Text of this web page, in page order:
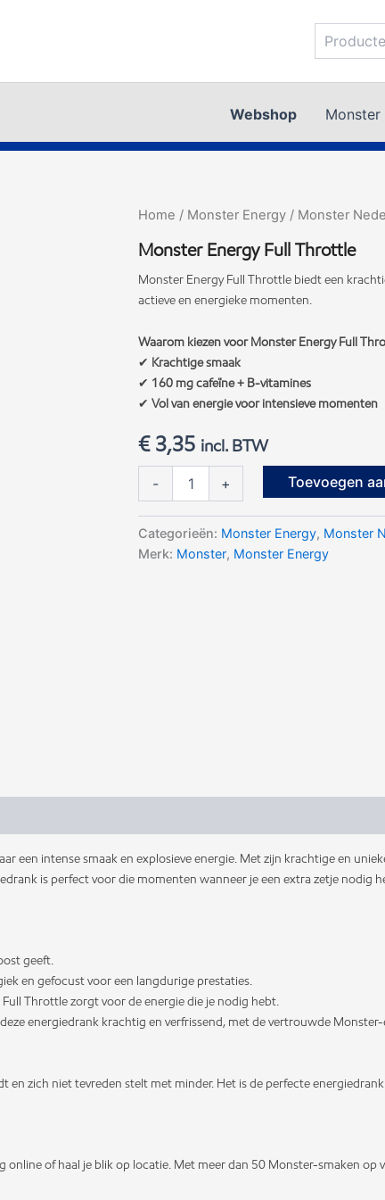
Webshop Monster
Home / Monster Energy / Monster
Monster Energy Full Throttle
Monster Energy Full Throttle biedt een
actieve en energieke momenten.
Waarom kiezen voor Monster Energy Full
✔ Krachtige smaak
✔ 160 mg cafeïne + B-vitamines
✔ Vol van energie voor intensieve momenten
€3,35 incl. BTW
-
Throttle
aantal
+ Toevoegen
Categorieën: Monster Energy, Monster
Merk: Monster, Monster Energy
een intense smaak en explosieve energie. Met zijn krachtige en
is perfect voor die momenten wanneer je een extra zetje nodig
geeft.
en gefocust voor een langdurige prestaties.
Throttle zorgt voor de energie die je nodig hebt.
energiedrank krachtig en verfrissend, met de vertrouwde
en zich niet tevreden stelt met minder. Het is de perfecte
online of haal je blik op locatie. Met meer dan 50 Monster-smaken op